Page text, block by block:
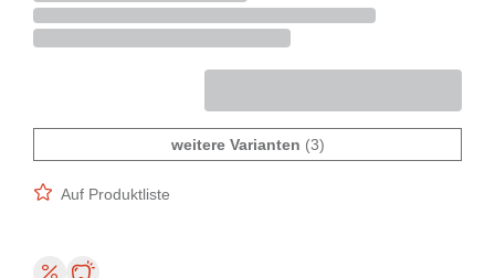
weitere Varianten (3)
Auf Produktliste